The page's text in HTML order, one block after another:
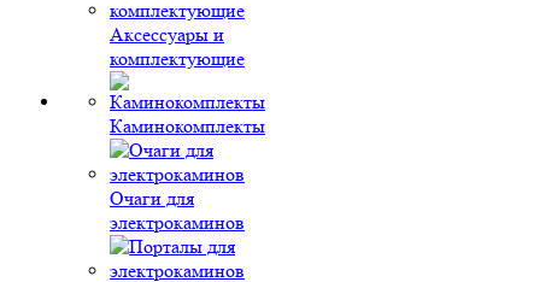
Аксессуары и
комплектующие
Каминокомплекты
Очаги для
электрокаминов